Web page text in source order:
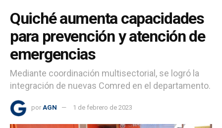
Quiché aumenta capacidades
para prevención y atención de
emergencias
Mediante coordinación multisectorial, se logró la
integración de nuevas Comred en el departamento.
por AGN 1 de febrero de 2023